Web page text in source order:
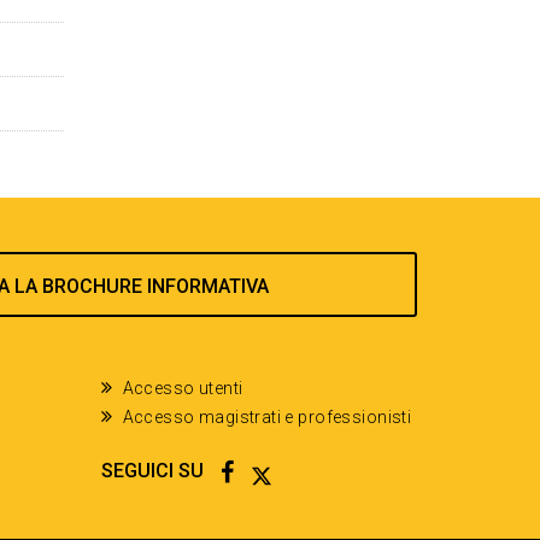
LA BROCHURE INFORMATIVA
Accesso utenti
Accesso magistrati e professionisti
SEGUICI SU FACEBOOK
TWITTER